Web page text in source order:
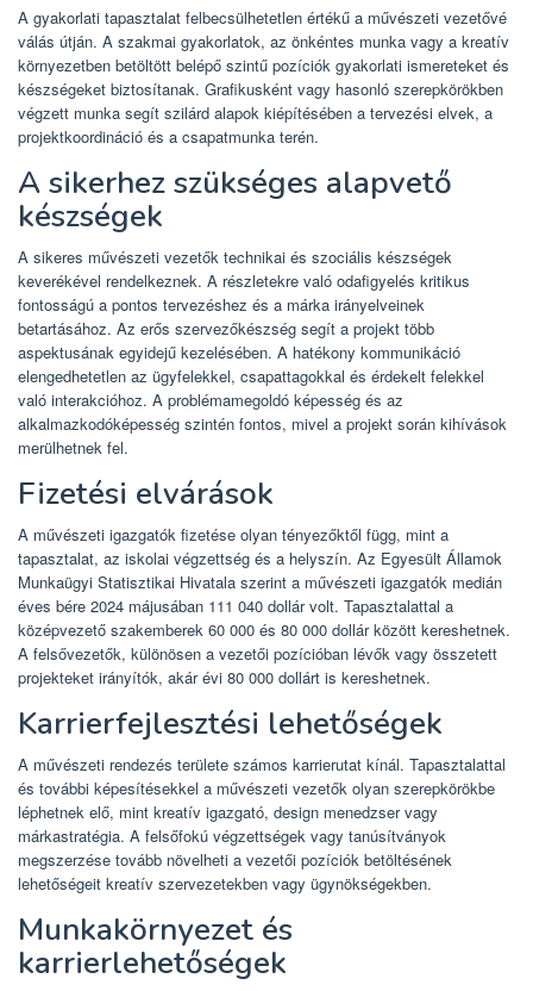
A gyakorlati tapasztalat felbecsülhetetlen értékű a művészeti vezetővé
válás útján. A szakmai gyakorlatok, az önkéntes munka vagy a kreatív
környezetben betöltött belépő szintű pozíciók gyakorlati ismereteket és
készségeket biztosítanak. Grafikusként vagy hasonló szerepkörökben
végzett munka segít szilárd alapok kiépítésében a tervezési elvek, a
projektkoordináció és a csapatmunka terén.
A sikerhez szükséges alapvető
készségek
A sikeres művészeti vezetők technikai és szociális készségek
keverékével rendelkeznek. A részletekre való odafigyelés kritikus
fontosságú a pontos tervezéshez és a márka irányelveinek
betartásához. Az erős szervezőkészség segít a projekt több
aspektusának egyidejű kezelésében. A hatékony kommunikáció
elengedhetetlen az ügyfelekkel, csapattagokkal és érdekelt felekkel
való interakcióhoz. A problémamegoldó képesség és az
alkalmazkodóképesség szintén fontos, mivel a projekt során kihívások
merülhetnek fel.
Fizetési elvárások
A művészeti igazgatók fizetése olyan tényezőktől függ, mint a
tapasztalat, az iskolai végzettség és a helyszín. Az Egyesült Államok
Munkaügyi Statisztikai Hivatala szerint a művészeti igazgatók medián
éves bére 2024 májusában 111 040 dollár volt. Tapasztalattal a
középvezető szakemberek 60 000 és 80 000 dollár között kereshetnek.
A felsővezetők, különösen a vezetői pozícióban lévők vagy összetett
projekteket irányítók, akár évi 80 000 dollárt is kereshetnek.
Karrierfejlesztési lehetőségek
A művészeti rendezés területe számos karrierutat kínál. Tapasztalattal
és további képesítésekkel a művészeti vezetők olyan szerepkörökbe
léphetnek elő, mint kreatív igazgató, design menedzser vagy
márkastratégia. A felsőfokú végzettségek vagy tanúsítványok
megszerzése tovább növelheti a vezetői pozíciók betöltésének
lehetőségeit kreatív szervezetekben vagy ügynökségekben.
Munkakörnyezet és
karrierlehetőségek